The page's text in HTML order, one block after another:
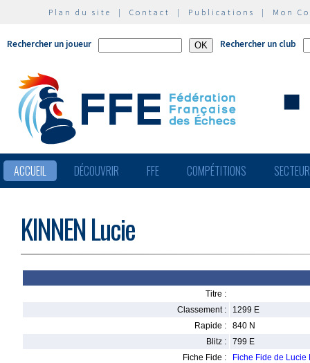
Plan du site | Contact | Publications | Mon
Rechercher un joueur Rechercher un club
ACCUEIL DÉCOUVRIR FFE COMPÉTITIONS
KINNEN Lucie
Titre :
Classement :
1299 E
Rapide :
840 N
Blitz :
799 E
Fiche Fide :
Fiche Fide de Lucie